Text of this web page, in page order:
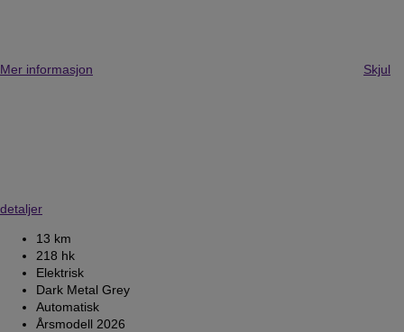
Mer informasjon Skjul
detaljer
13 km
218 hk
Elektrisk
Dark Metal Grey
Automatisk
Årsmodell 2026